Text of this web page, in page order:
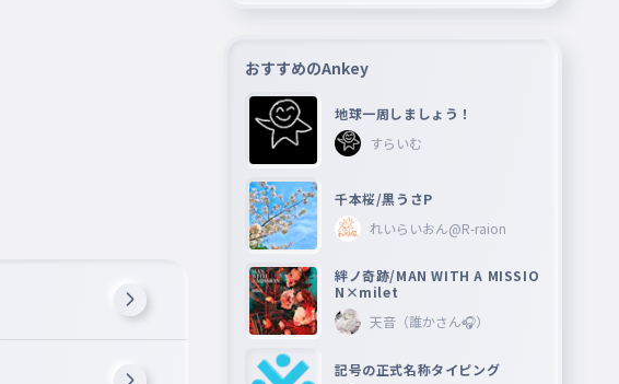
おすすめのAnkey
地球一周しましょう！
すらいむ
千本桜/黒うさP
れいらいおん@R-raion
絆ノ奇跡/MAN WITH A MISSIO
N×milet
天音（誰かさん🎧）
記号の正式名称タイピング